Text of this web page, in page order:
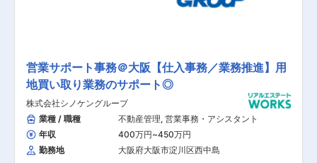
した。 オーナーと入居者の間に立ち、物件の管理
戸以上、入居率は98％の業界最高水準を保持する
など年々成長を続けています。 また、社員の定着
率90％以上と働きやすい環境も魅力的です。業界
ップ・キャリアアップをしていただける方を歓迎
いたします。
営業サポート事務＠大阪【仕入事務／業務推進】用
地買い取り業務のサポート◎
株式会社シノケングループ
業種 / 職種
不動産管理, 営業事務・アシスタント
年収
400万円~450万円
勤務地
大阪府大阪市淀川区西中島